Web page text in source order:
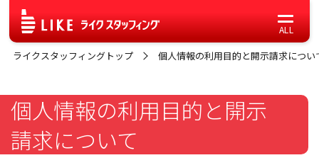
ライクスタッフィングトップ 個人情報の利用目的と開示請求につい
個人情報の利用目的と開示
請求について